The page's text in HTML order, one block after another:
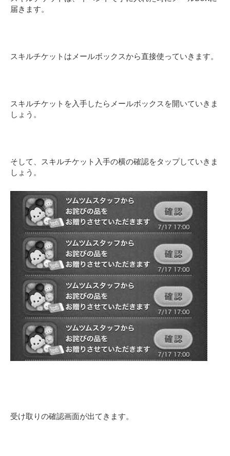
届きます。
スキルチケットはメールボックスから直接使っていきます。
スキルチケットを入手したらメールボックスを開いていきま
しょう。
そして、スキルチケット入手の横の確認をタップしていきま
しょう。
受け取りの確認画面が出てきます。